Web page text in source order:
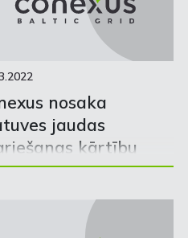
nosaka
jaudas
kārtību